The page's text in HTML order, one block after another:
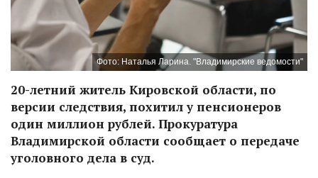
Фото: Наталья Ларина. "Владимирские ведомости"
20-летний житель Кировской области, по
версии следствия, похитил у пенсионеров
один миллион рублей. Прокуратура
Владимирской области сообщает о передаче
уголовного дела в суд.